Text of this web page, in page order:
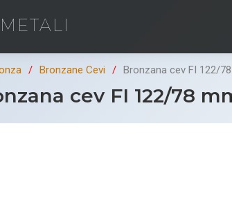
Bronzane Cevi Bronzana cev FI 122/
cev FI 122/78